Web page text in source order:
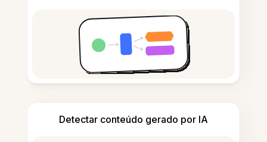
Detectar conteúdo gerado por IA